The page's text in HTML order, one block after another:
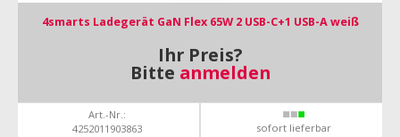
4smarts Ladegerät GaN Flex 65W 2 USB-C+1 USB-A weiß
Ihr Preis?
Bitte anmelden
Art.-Nr.:
4252011903863
sofort lieferbar